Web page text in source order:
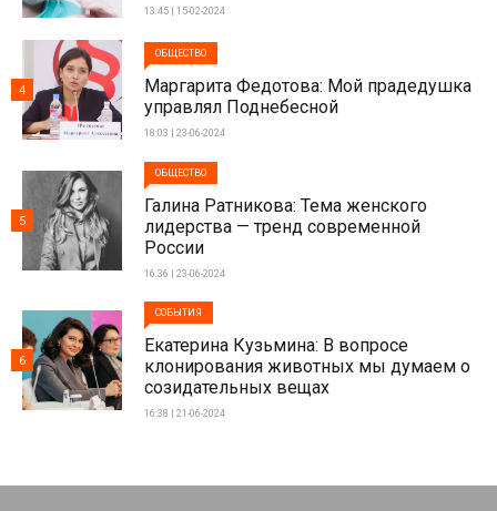
13:45 | 15-02-2024
ОБЩЕСТВО
Маргарита Федотова: Мой прадедушка
управлял Поднебесной
18:03 | 23-06-2024
4
ОБЩЕСТВО
Галина Ратникова: Тема женского
лидерства — тренд современной
России
16:36 | 23-06-2024
5
СОБЫТИЯ
Екатерина Кузьмина: В вопросе
клонирования животных мы думаем о
созидательных вещах
16:38 | 21-06-2024
6